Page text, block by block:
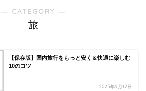
― CATEGORY ―
旅
【保存版】国内旅行をもっと安く＆快適に楽しむ
10のコツ
2025年9月12日